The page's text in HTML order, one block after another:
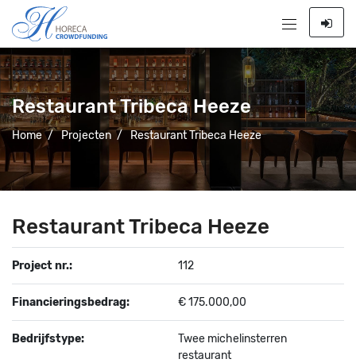
Restaurant Tribeca Heeze
Home / Projecten / Restaurant Tribeca Heeze
Restaurant Tribeca Heeze
Project nr.: 112
Financieringsbedrag: € 175.000,00
Bedrijfstype:
Twee michelinsterren
restaurant